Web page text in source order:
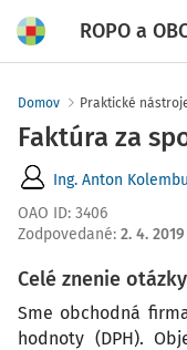
ROPO a
Domov Praktické
Faktúra za
Ing. Anton
OAO ID: 3406
Zodpovedané: 2. 4. 2019
Celé znenie otázky
Sme obchodná
hodnoty (DPH).